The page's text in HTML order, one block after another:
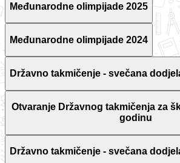
Međunarodne olimpijade 2025
Međunarodne olimpijade 2024
Državno takmičenje - svečana
Otvaranje Državnog takmičenja za
godinu
Državno takmičenje - svečana